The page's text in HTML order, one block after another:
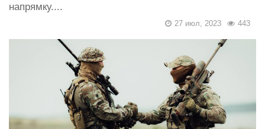
напрямку....
443
27 июл, 2023